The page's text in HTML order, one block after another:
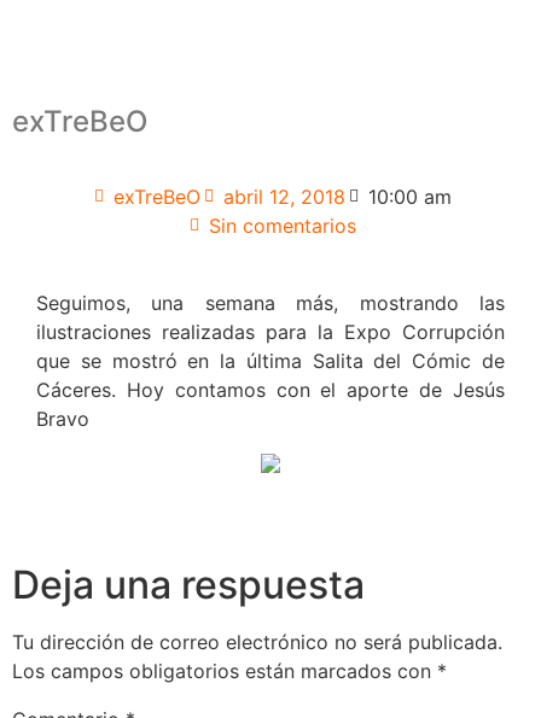
exTreBeO
exTreBeO abril 12, 2018
10:00 am
Sin comentarios
Seguimos, una semana más, mostrando las
ilustraciones realizadas para la Expo Corrupción
que se mostró en la última Salita del Cómic de
Cáceres. Hoy contamos con el aporte de Jesús
Bravo
Deja una respuesta
Tu dirección de correo electrónico no será publicada.
Los campos obligatorios están marcados con *